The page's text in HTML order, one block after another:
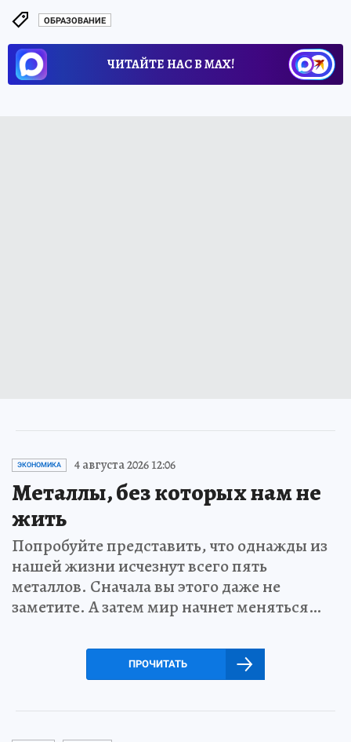
ОБРАЗОВАНИЕ
ЧИТАЙТЕ НАС В МАХ!
ЭКОНОМИКА 4 августа 2026 12:06
Металлы, без которых нам не
жить
Попробуйте представить, что однажды из
нашей жизни исчезнут всего пять
металлов. Сначала вы этого даже не
заметите. А затем мир начнет меняться…
ПРОЧИТАТЬ